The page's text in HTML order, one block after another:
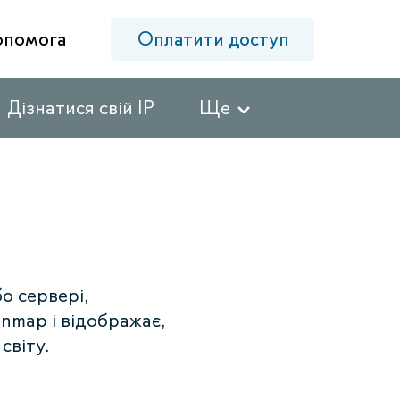
Оплатити доступ
Дізнатися свій IP Ще
сервері,
і відображає,